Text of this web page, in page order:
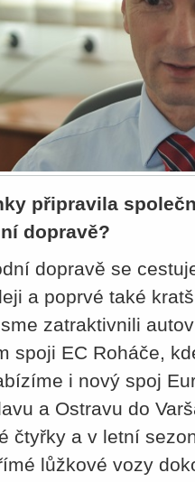
připravila
dopravě?
dopravě se
a poprvé také
zatraktivnili
spoji EC Roháče,
i nový spoj
a Ostravu do
čtyřky a v letní
lůžkové vozy